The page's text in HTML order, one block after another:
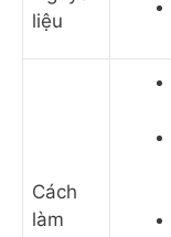
liệu
Cách
làm